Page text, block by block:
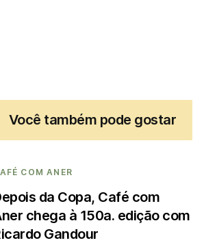
Você também pode gostar
COM ANER
da Copa, Café com
chega à 150a. edição com
Gandour